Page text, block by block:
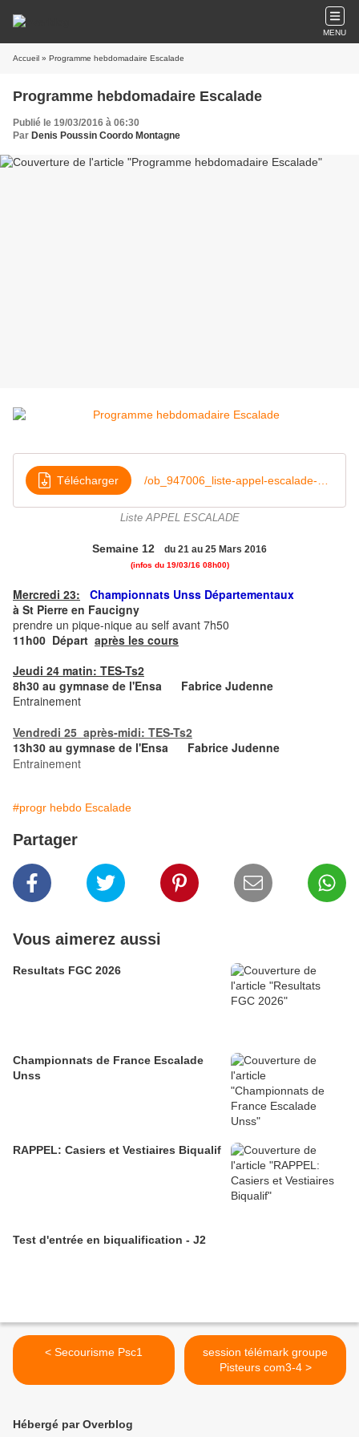
MENU
Accueil » Programme hebdomadaire Escalade
Programme hebdomadaire Escalade
Publié le 19/03/2016 à 06:30
Par Denis Poussin Coordo Montagne
Télécharger
Liste APPEL ESCALADE
Semaine 12 du 21 au 25 Mars 2016
(infos du 19/03/16 08h00)
Mercredi 23:
Championnats Unss Départementaux
à St Pierre en Faucigny
prendre un pique-nique au self avant 7h50
11h00 Départ après les cours
Jeudi 24 matin: TES-Ts2
8h30 au gymnase de l'Ensa Fabrice Judenne
Entrainement
Vendredi 25 après-midi: TES-Ts2
13h30 au gymnase de l'Ensa Fabrice Judenne
Entrainement
#progr hebdo Escalade
Partager
Vous aimerez aussi
Resultats FGC 2026
Championnats de France Escalade
Unss
RAPPEL: Casiers et Vestiaires Biqualif
Test d'entrée en biqualification - J2
< Secourisme Psc1
session télémark groupe
Pisteurs com3-4 >
Hébergé par Overblog